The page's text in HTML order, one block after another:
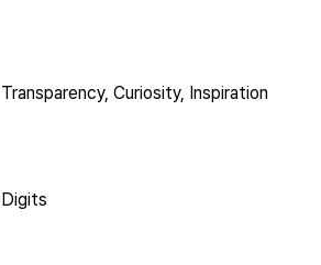
Transparency, Curiosity, Inspiration
Digits